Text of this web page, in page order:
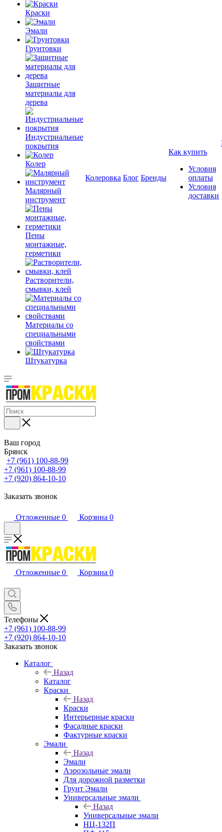
Краски
Эмали
Грунтовки
Защитные
материалы для
дерева
Индустриальные
покрытия
Колер
Малярный
инструмент
Пены
монтажные,
герметики
Растворители,
смывки, клей
Материалы со
специальными
свойствами
Штукатурка
Колеровка Блог Бренды
Как купить
Условия
оплаты
Условия
доставки
Ваш город
Брянск
+7 (961) 100-88-99
+7 (961) 100-88-99
+7 (920) 864-10-10
Заказать звонок
Отложенные 0 Корзина 0
Отложенные 0 Корзина 0
Телефоны
+7 (961) 100-88-99
+7 (920) 864-10-10
Заказать звонок
Каталог
Назад
Каталог
Краски
Назад
Краски
Интерьерные краски
Фасадные краски
Фактурные краски
Эмали
Назад
Эмали
Аэрозольные эмали
Для дорожной разметки
Грунт Эмали
Универсальные эмали
Назад
Универсальные эмали
НЦ-132П